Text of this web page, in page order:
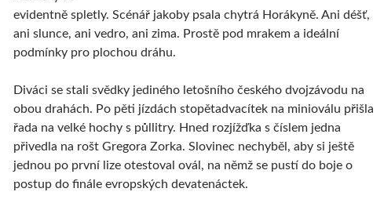
evidentně spletly. Scénář jakoby psala chytrá Horákyně. Ani déšť,
ani slunce, ani vedro, ani zima. Prostě pod mrakem a ideální
podmínky pro plochou dráhu.
Diváci se stali svědky jediného letošního českého dvojzávodu na
obou drahách. Po pěti jízdách stopětadvacítek na minioválu přišla
řada na velké hochy s půllitry. Hned rozjížďka s číslem jedna
přivedla na rošt Gregora Zorka. Slovinec nechyběl, aby si ještě
jednou po první lize otestoval ovál, na němž se pustí do boje o
postup do finále evropských devatenáctek.